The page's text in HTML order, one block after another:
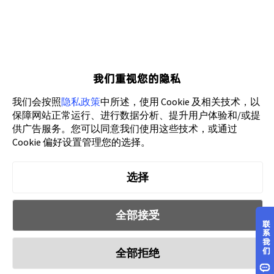
电商版
应用版
AdsPolar
热云数据
热力引擎
隐私政策
粤公网安备44010602003080号
我们重视您的隐私
我们会按照隐私政策中所述，使用 Cookie 及相关技术，以
保障网站正常运行、进行数据分析、提升用户体验和/或提
供广告服务。您可以同意我们使用这些技术，或通过
Cookie 偏好设置管理您的选择。
选择
全部接受
全部拒绝